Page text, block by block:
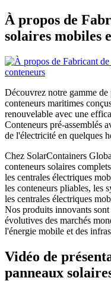
À propos de
solaires mobiles
Découvrez notre gamme
conteneurs maritimes
renouvelable avec une
Conteneurs pré-assemblés
de l'électricité en quelques
Chez SolarContainers
conteneurs solaires
les centrales électriques
les conteneurs pliables, les
les centrales électriques
Nos produits innovants
évolutives des marchés
l'énergie mobile et des
Vidéo de
panneaux